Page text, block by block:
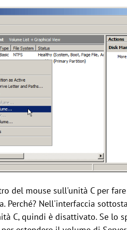
del mouse sull'unità C per
Perché? Nell'interfaccia
C, quindi è disattivato. Se lo